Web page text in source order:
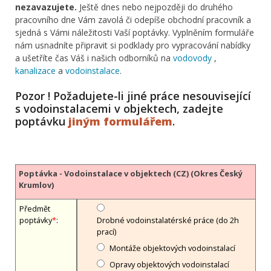
nezavazujete. Ještě dnes nebo nejpozději do druhého
pracovního dne Vám zavolá či odepíše obchodní pracovník a
sjedná s Vámi náležitosti Vaší poptávky. Vyplněním formuláře
nám usnadníte připravit si podklady pro vypracování nabídky
a ušetříte čas Váš i našich odborníků na vodovody ,
kanalizace a vodoinstalace.
Pozor ! Požadujete-li jiné práce nesouvisející
s vodoinstalacemi v objektech, zadejte
poptávku jiným formulářem.
Poptávka - Vodoinstalace v objektech (CZ) (Okres Český
Krumlov)
Předmět
poptávky*:
Drobné vodoinstalatérské práce (do 2h
prací)
Montáže objektových vodoinstalací
Opravy objektových vodoinstalací